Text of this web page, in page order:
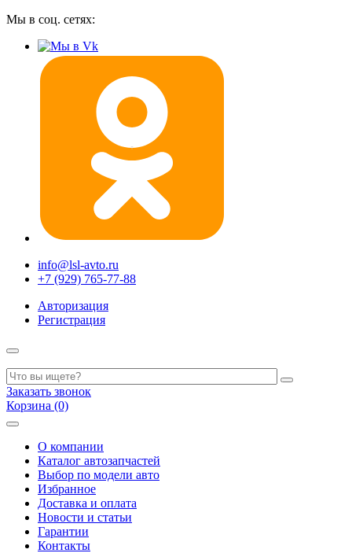
Мы в соц. сетях:
info@lsl-avto.ru
+7 (929) 765-77-88
Авторизация
Регистрация
Заказать звонок
Корзина (0)
О компании
Каталог автозапчастей
Выбор по модели авто
Избранное
Доставка и оплата
Новости и статьи
Гарантии
Контакты